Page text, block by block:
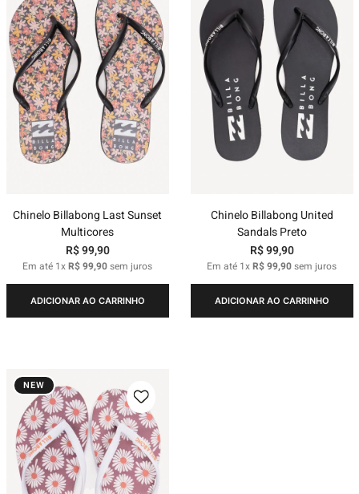
Chinelo Billabong Last Sunset
Multicores
R$99,90
Em até 1xR$99,90sem juros
ADICIONAR AO CARRINHO
Chinelo Billabong United
Sandals Preto
R$99,90
Em até 1xR$99,90sem juros
ADICIONAR AO CARRINHO
NEW